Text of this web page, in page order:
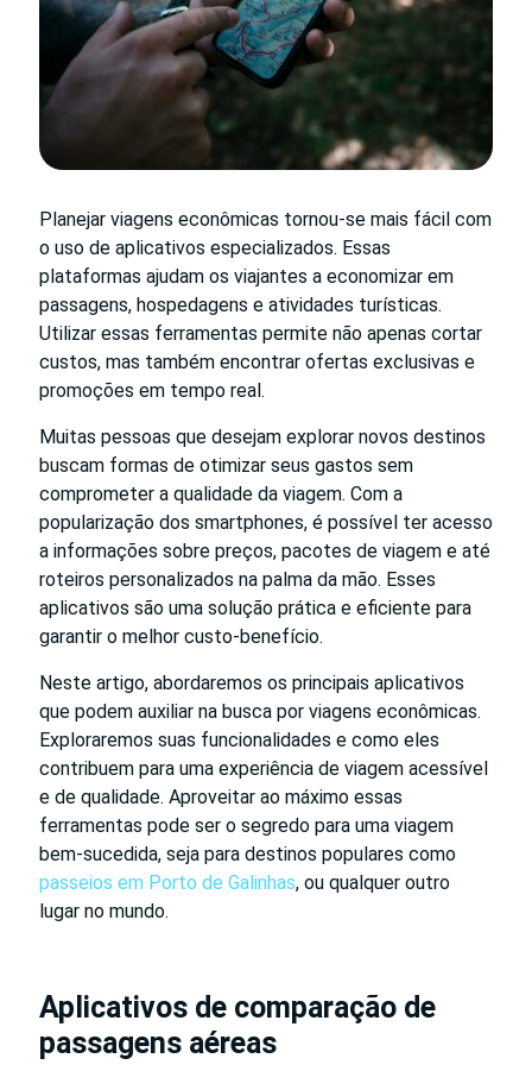
Planejar viagens econômicas tornou-se mais fácil com
o uso de aplicativos especializados. Essas
plataformas ajudam os viajantes a economizar em
passagens, hospedagens e atividades turísticas.
Utilizar essas ferramentas permite não apenas cortar
custos, mas também encontrar ofertas exclusivas e
promoções em tempo real.
Muitas pessoas que desejam explorar novos destinos
buscam formas de otimizar seus gastos sem
comprometer a qualidade da viagem. Com a
popularização dos smartphones, é possível ter acesso
a informações sobre preços, pacotes de viagem e até
roteiros personalizados na palma da mão. Esses
aplicativos são uma solução prática e eficiente para
garantir o melhor custo-benefício.
Neste artigo, abordaremos os principais aplicativos
que podem auxiliar na busca por viagens econômicas.
Exploraremos suas funcionalidades e como eles
contribuem para uma experiência de viagem acessível
e de qualidade. Aproveitar ao máximo essas
ferramentas pode ser o segredo para uma viagem
bem-sucedida, seja para destinos populares como
passeios em Porto de Galinhas, ou qualquer outro
lugar no mundo.
Aplicativos de comparação de
passagens aéreas